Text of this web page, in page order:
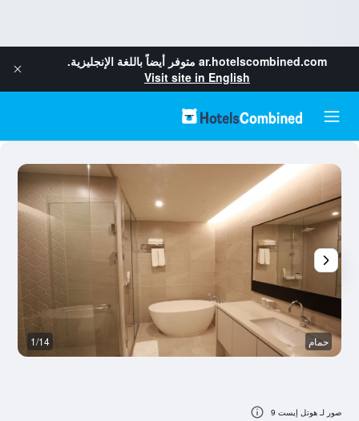
ar.hotelscombined.com متوفر أيضاً باللغة الإنجليزية.
Visit site in English
حمام 1/14
صور لـ هوتل إيست 9